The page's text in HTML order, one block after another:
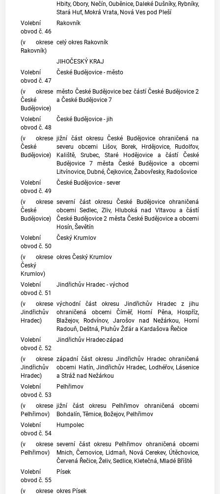
Hbity, Obory, Nečín, Ouběnice, Daleké Dušníky, Rybníky,
Stará Huť, Mokrá Vrata, Nová Ves pod Pleší
Volební
obvod č. 46
Rakovník
(v okrese
Rakovník)
celý okres Rakovník
JIHOČESKÝ KRAJ
Volební
obvod č. 47
České Budějovice - město
(v okrese
České
Budějovice)
město České Budějovice bez částí České Budějovice 2
a České Budějovice 7
Volební
obvod č. 48
České Budějovice - jih
(v okrese
České
Budějovice)
jižní část okresu České Budějovice ohraničená na
severu obcemi Lišov, Borek, Hrdějovice, Rudolfov,
Kaliště, Srubec, Staré Hodějovice a částí České
Budějovice 7 města České Budějovice a obcemi
Litvínovice, Dubné, Čejkovice, Žabovřesky, Radošovice
Volební
obvod č. 49
České Budějovice - sever
(v okrese
České
Budějovice)
severní část okresu České Budějovice ohraničená
obcemi Sedlec, Zliv, Hluboká nad Vltavou a částí
České Budějovice 2 města České Budějovice a obcemi
Hosín, Ševětín
Volební
obvod č. 50
Český Krumlov
(v okrese
Český
Krumlov)
okres Český Krumlov
Volební
obvod č. 51
Jindřichův Hradec - východ
(v okrese
Jindřichův
Hradec)
východní část okresu Jindřichův Hradec z jihu
ohraničená obcemi Číměř, Horní Pěna, Hospříz,
Blažejov, Rodvínov, Jarošov nad Nežárkou, Horní
Radouň, Deštná, Pluhův Žďár a Kardašova Řečice
Volební
obvod č. 52
Jindřichův Hradec-západ
(v okrese
Jindřichův
Hradec)
západní část okresu Jindřichův Hradec ohraničená
obcemi Hatín, Jindřichův Hradec, Lodhéřov, Lásenice
a Stráž nad Nežárkou
Volební
obvod č. 53
Pelhřimov
(v okrese
Pelhřimov)
jižní část okresu Pelhřimov ohraničená obcemi
Bohdalín, Těmice, Božejov, Pelhřimov
Volební
obvod č. 54
Humpolec
(v okrese
Pelhřimov)
severní část okresu Pelhřimov ohraničená obcemi
Mnich, Černovice, Lidmaň, Nová Cerekev, Útěchovice,
Červená Řečice, Želiv, Sedlice, Kletečná, Mladé Bříště
Volební
obvod č. 55
Písek
(v okrese okres Písek